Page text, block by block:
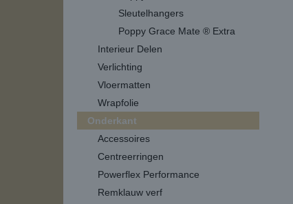
Sleutelhangers
Poppy Grace Mate ® Extra
Interieur Delen
Verlichting
Vloermatten
Wrapfolie
Onderkant
Accessoires
Centreerringen
Powerflex Performance
Remklauw verf